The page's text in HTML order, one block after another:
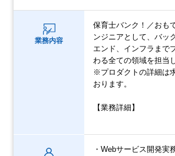
業務内容
保育士バンク！／おも
ンジニアとして、バッ
エンド、インフラまで
わる全ての領域を担当
※プロダクトの詳細は
おります。
【業務詳細】
・Webサービス開発